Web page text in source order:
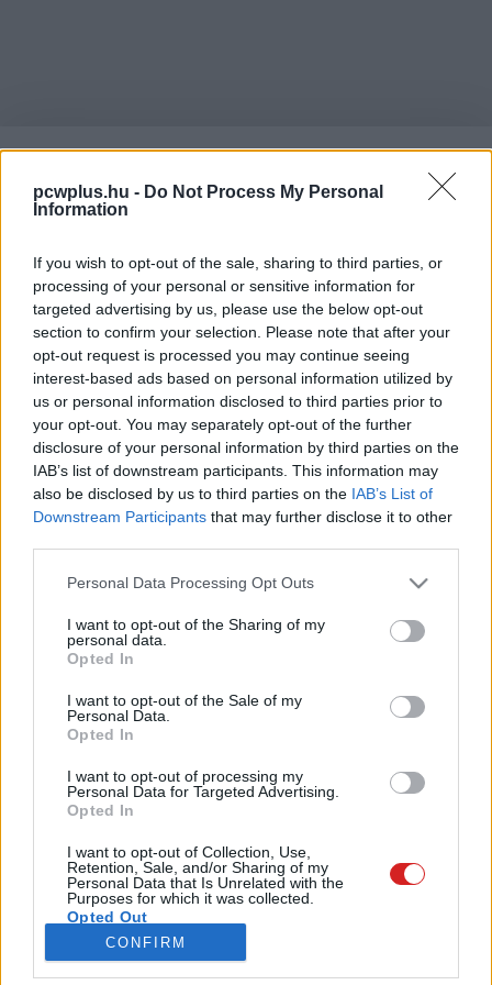
pcwplus.hu - Do Not Process My Personal
Information
If you wish to opt-out of the sale, sharing to third parties, or
processing of your personal or sensitive information for
targeted advertising by us, please use the below opt-out
section to confirm your selection. Please note that after your
opt-out request is processed you may continue seeing
interest-based ads based on personal information utilized by
us or personal information disclosed to third parties prior to
your opt-out. You may separately opt-out of the further
disclosure of your personal information by third parties on the
IAB’s list of downstream participants. This information may
also be disclosed by us to third parties on the IAB’s List of
Downstream Participants that may further disclose it to other
Please note that this website/app uses one or more Google
not limited to your visit or usage behaviour. You may click to
grant or deny consent to Google and its third-party tags to
use your data for below specified purposes in below Google
consent section.
Personal Data Processing Opt Outs
I want to opt-out of the Sharing of my
personal data.
Opted In
I want to opt-out of the Sale of my
Personal Data.
Opted In
I want to opt-out of processing my
Personal Data for Targeted Advertising.
Opted In
I want to opt-out of Collection, Use,
Retention, Sale, and/or Sharing of my
Personal Data that Is Unrelated with the
Purposes for which it was collected.
Opted Out
Google consents
CONFIRM
LÉGY TE IS TAGJA
A PCW MAX
KÖZÖSSÉGNEK!
A PCW nyomtatott magazin online térbe költözésével a
megjelenő tartalmak mennyisége nem csökken, de a
szerkesztőség egyes szakmai anyagai csak a PCW Max
csomag előfizetői számára lesznek elérhetők. Ezeket a
tartalmakat az előfizetők folyamatos bevonásával, az
össze.
A PCW Max csomagban számos extra tartalmat és
szolgáltatást biztosítunk. Ilyen például a teljes verziós
szabott segítségnyújtás a Segélyvonal Extra keretein belül,
IT-szótár, sőt, a PCW magazin havonta megjelenő, digitális
ESET Mobile Security védelmi szoftverek is elérhetők
minden előfizetett hónapban.
Ez az oldal csak regisztrált felhasználóknak érhető el,
kérjükjelentkezz bevagy regisztrálj ingyenesenPCW
fiókot.
Bejelentkezés